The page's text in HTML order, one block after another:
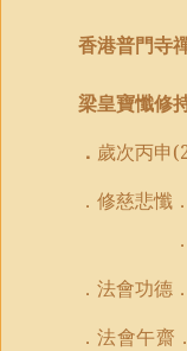
香港普門寺
梁皇寶懺修
． 歲次丙申
． 修慈悲懺 ．
．
．法會功德．
．法會午齋